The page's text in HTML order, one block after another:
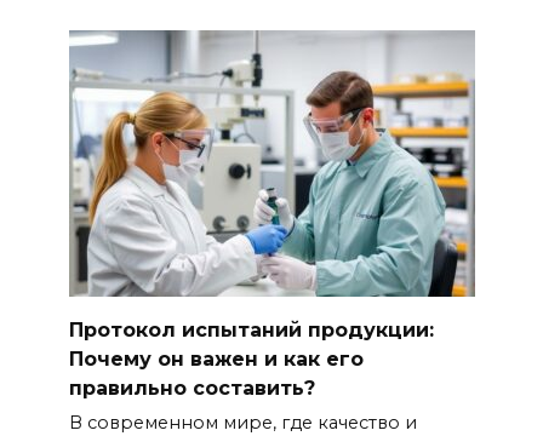
Протокол испытаний продукции:
Почему он важен и как его
правильно составить?
В современном мире, где качество и